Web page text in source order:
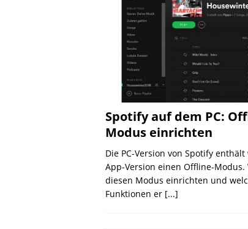
Spotify auf dem PC:
Modus einrichten
Die PC-Version von Spotify
App-Version einen Offline-Modus.
diesen Modus einrichten und
Funktionen er [...]